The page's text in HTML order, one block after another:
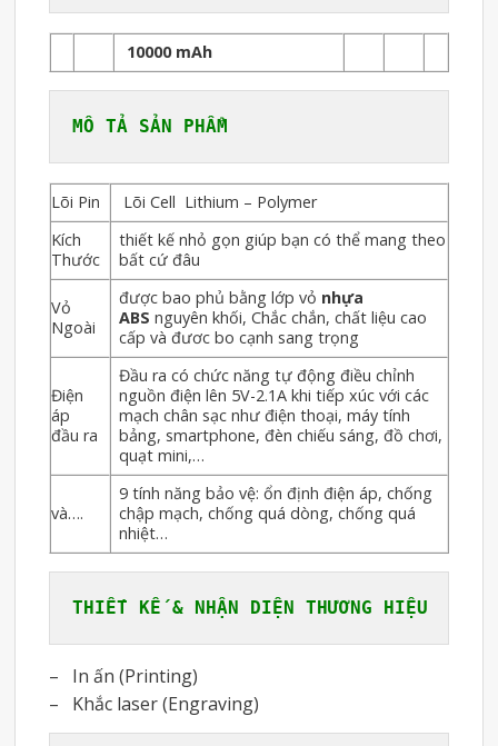
10000 mAh
MÔ TẢ SẢN PHẨM
Lõi Pin
Lõi Cell Lithium – Polymer
Kích
Thước
thiết kế nhỏ gọn giúp bạn có thể mang theo
bất cứ đâu
Vỏ
Ngoài
được bao phủ bằng lớp vỏ nhựa
ABS nguyên khối, Chắc chắn, chất liệu cao
cấp và đươc bo cạnh sang trọng
Điện
áp
đầu ra
Đầu ra có chức năng tự động điều chỉnh
nguồn điện lên 5V-2.1A khi tiếp xúc với các
mạch chân sạc như điện thoại, máy tính
bảng, smartphone, đèn chiếu sáng, đồ chơi,
quạt mini,…
và….
9 tính năng bảo vệ: ổn định điện áp, chống
chập mạch, chống quá dòng, chống quá
nhiệt…
THIẾT KẾ & NHẬN DIỆN THƯƠNG HIỆU
– In ấn (Printing)
– Khắc laser (Engraving)